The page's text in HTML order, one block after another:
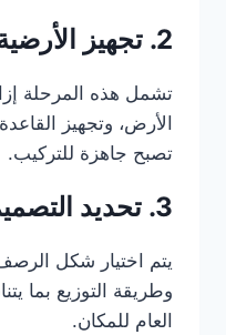
2. تجهيز الأرضية
تشمل هذه المرحلة
الأرض، وتجهيز
تصبح جاهزة للتركيب.
3. تحديد التصميم والنمط
يتم اختيار شكل
وطريقة التوزيع بما
العام للمكان.